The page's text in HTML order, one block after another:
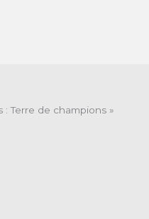
Terre de champions »